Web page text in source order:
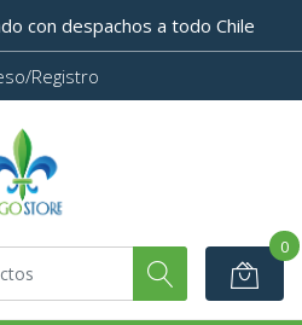
con despachos a todo Chile
Registro
0